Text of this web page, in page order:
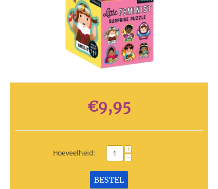
€9,95
Hoeveelheid: +
−
BESTEL